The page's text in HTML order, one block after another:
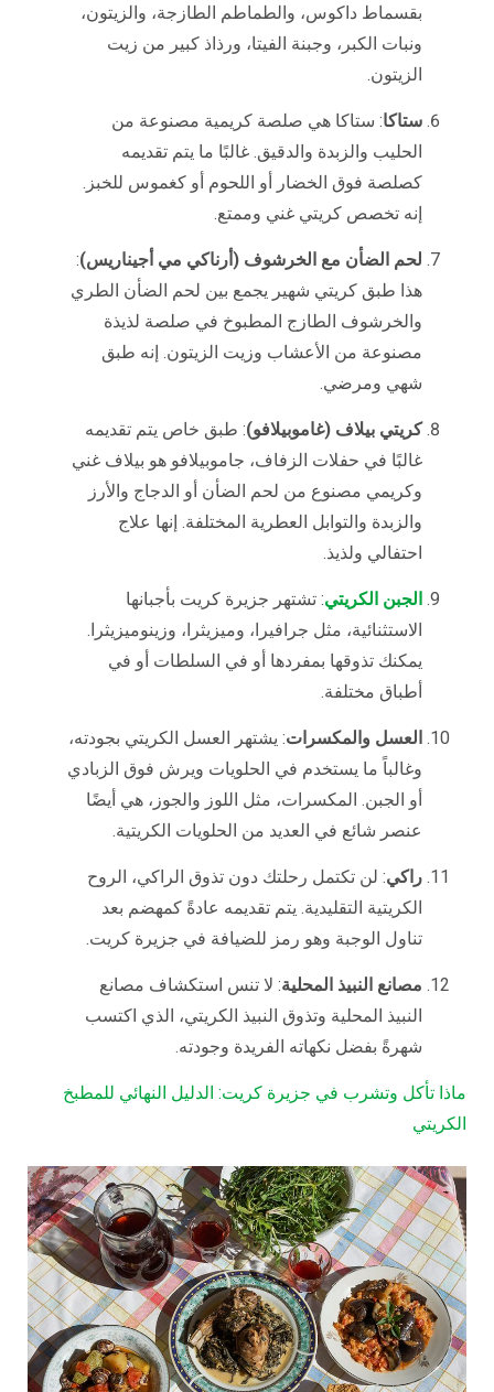
بقسماط داكوس، والطماطم الطازجة، والزيتون،
ونبات الكبر، وجبنة الفيتا، ورذاذ كبير من زيت
الزيتون.
ستاكا: ستاكا هي صلصة كريمية مصنوعة من
الحليب والزبدة والدقيق. غالبًا ما يتم تقديمه
كصلصة فوق الخضار أو اللحوم أو كغموس للخبز.
إنه تخصص كريتي غني وممتع.
لحم الضأن مع الخرشوف (أرناكي مي أجيناريس):
هذا طبق كريتي شهير يجمع بين لحم الضأن الطري
والخرشوف الطازج المطبوخ في صلصة لذيذة
مصنوعة من الأعشاب وزيت الزيتون. إنه طبق
شهي ومرضي.
كريتي بيلاف (غاموبيلافو): طبق خاص يتم تقديمه
غالبًا في حفلات الزفاف، جاموبيلافو هو بيلاف غني
وكريمي مصنوع من لحم الضأن أو الدجاج والأرز
والزبدة والتوابل العطرية المختلفة. إنها علاج
احتفالي ولذيذ.
الجبن الكريتي: تشتهر جزيرة كريت بأجبانها
الاستثنائية، مثل جرافيرا، وميزيثرا، وزينوميزيثرا.
يمكنك تذوقها بمفردها أو في السلطات أو في
أطباق مختلفة.
العسل والمكسرات: يشتهر العسل الكريتي بجودته،
وغالباً ما يستخدم في الحلويات ويرش فوق الزبادي
أو الجبن. المكسرات، مثل اللوز والجوز، هي أيضًا
عنصر شائع في العديد من الحلويات الكريتية.
راكي: لن تكتمل رحلتك دون تذوق الراكي، الروح
الكريتية التقليدية. يتم تقديمه عادةً كمهضم بعد
تناول الوجبة وهو رمز للضيافة في جزيرة كريت.
مصانع النبيذ المحلية: لا تنس استكشاف مصانع
النبيذ المحلية وتذوق النبيذ الكريتي، الذي اكتسب
شهرةً بفضل نكهاته الفريدة وجودته.
ماذا تأكل وتشرب في جزيرة كريت: الدليل النهائي للمطبخ
الكريتي